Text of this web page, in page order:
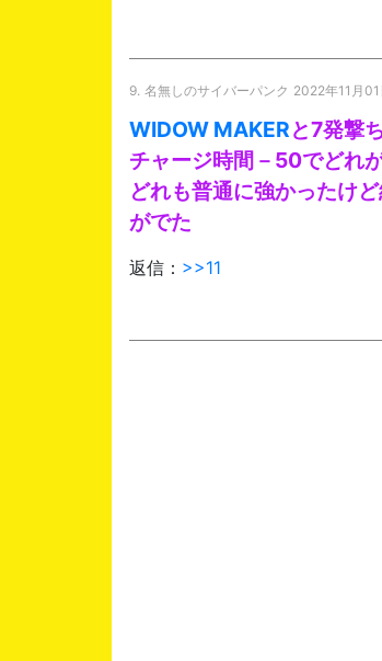
9. 名無しのサイバーパンク 2022年11月
WIDOW MAKERと7発撃
チャージ時間－50でどれ
どれも普通に強かったけ
がでた
返信： >>11